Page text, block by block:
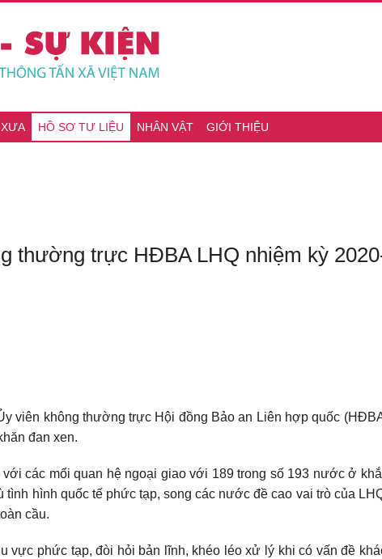
HỒ SƠ TƯ LIỆU NHÂN VẬT GIỚI THIỆU
thường trực HĐBA LHQ nhiệm kỳ
viên không thường trực Hội đồng Bảo an Liên hợp quốc
đan xen.
các mối quan hệ ngoại giao với 189 trong số 193 nước ở
hình quốc tế phức tạp, song các nước đề cao vai trò của
cầu.
vực phức tạp, đòi hỏi bản lĩnh, khéo léo xử lý khi có vấn đề